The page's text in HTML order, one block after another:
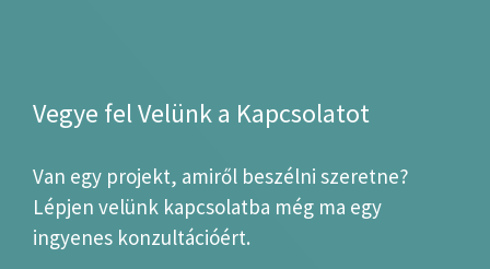
Vegye fel Velünk a Kapcsolatot
Van egy projekt, amiről beszélni szeretne?
Lépjen velünk kapcsolatba még ma egy
ingyenes konzultációért.